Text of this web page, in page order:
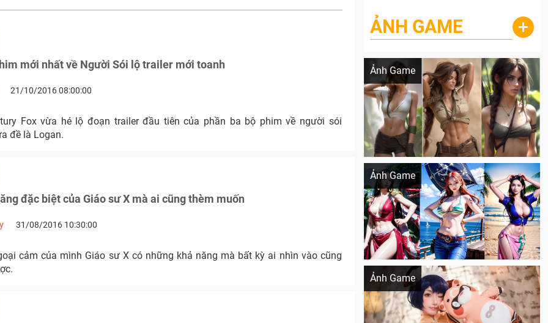
mới nhất về Người Sói lộ trailer mới toanh
21/10/2016 08:00:00
Fox vừa hé lộ đoạn trailer đầu tiên của phần ba bộ phim về người sói
đề là Logan.
đặc biệt của Giáo sư X mà ai cũng thèm muốn
31/08/2016 10:30:00
cảm của mình Giáo sư X có những khả năng mà bất kỳ ai nhìn vào cũng
ẢNH GAME +
Ảnh Game
Lala Croft vừa nóng vừa xinh dưới nét vẽ
Ảnh Game
Khi AI Cosplay gái đẹp One Piece
Ảnh Game
Cosplay Xiangling siêu cute